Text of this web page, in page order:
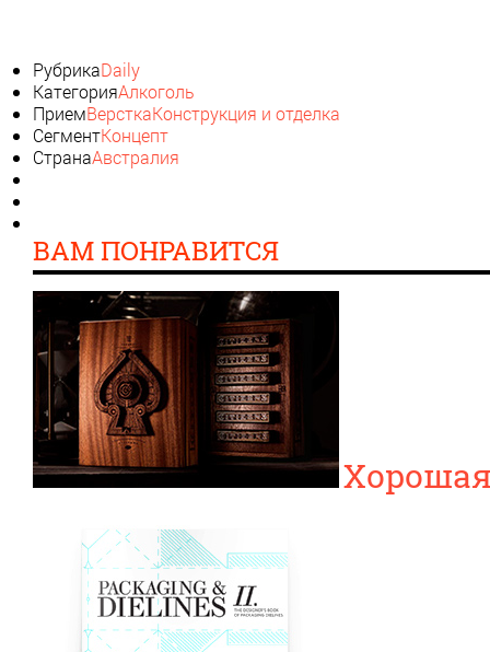
РубрикаDaily
КатегорияАлкоголь
ПриемВерсткаКонструкция и отделка
СегментКонцепт
СтранаАвстралия
ВАМ ПОНРАВИТСЯ